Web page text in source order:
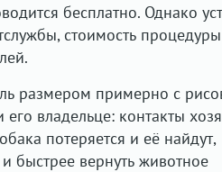
бесплатно. Однако
стоимость
размером примерно с
владельце: контакты
потеряется и её найдут,
быстрее вернуть животное